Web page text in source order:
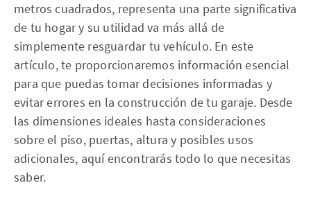
metros cuadrados, representa una parte significativa
de tu hogar y su utilidad va más allá de
simplemente resguardar tu vehículo. En este
artículo, te proporcionaremos información esencial
para que puedas tomar decisiones informadas y
evitar errores en la construcción de tu garaje. Desde
las dimensiones ideales hasta consideraciones
sobre el piso, puertas, altura y posibles usos
adicionales, aquí encontrarás todo lo que necesitas
saber.